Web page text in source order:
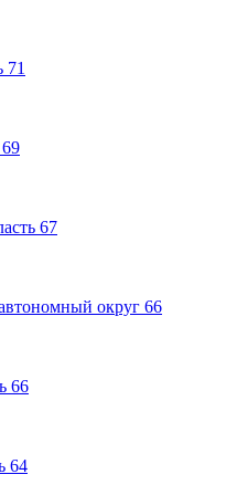
71
69
67
округ 66
66
64